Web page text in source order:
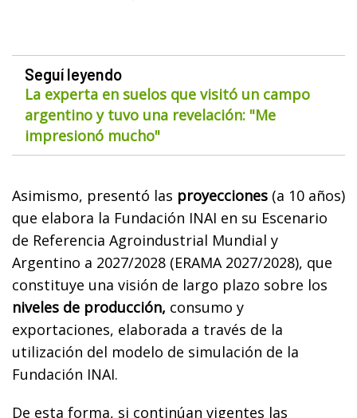
Seguí leyendo
La experta en suelos que visitó un campo
argentino y tuvo una revelación: "Me
impresionó mucho"
Asimismo, presentó las proyecciones (a 10 años)
que elabora la Fundación INAI en su Escenario
de Referencia Agroindustrial Mundial y
Argentino a 2027/2028 (ERAMA 2027/2028), que
constituye una visión de largo plazo sobre los
niveles de producción, consumo y
exportaciones, elaborada a través de la
utilización del modelo de simulación de la
Fundación INAI.
De esta forma, si continúan vigentes las